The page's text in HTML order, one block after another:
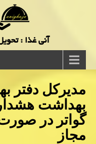
آنی غذا :
مدیركل دفتر
بهداشت هشدار
گواتر در
مجاز